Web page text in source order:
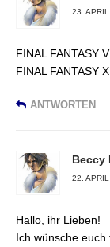
23.
FINAL FANTASY
FINAL FANTASY
ANTWORTEN
Beccy
22.
Hallo, ihr Lieben!
Ich wünsche